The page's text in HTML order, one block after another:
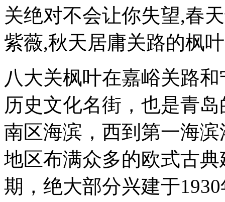
关绝对不会让你失望,春
紫薇,秋天居庸关路的枫
八大关枫叶在嘉峪关路
历史文化名街，也是青
南区海滨，西到第一海
地区布满众多的欧式古
期，绝大部分兴建于